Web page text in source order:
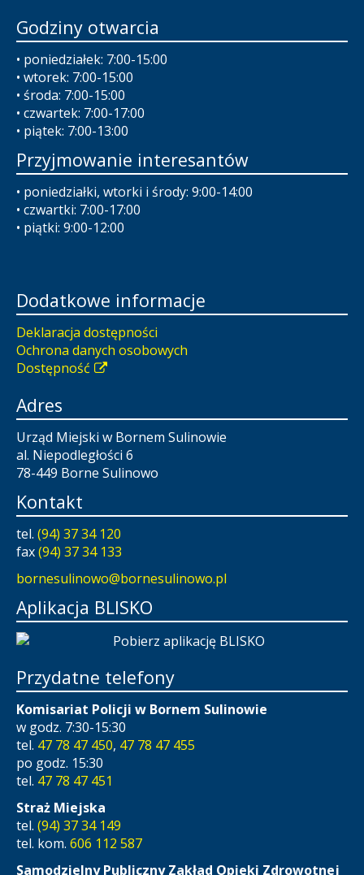
Godziny otwarcia
• poniedziałek: 7:00-15:00
• wtorek: 7:00-15:00
• środa: 7:00-15:00
• czwartek: 7:00-17:00
• piątek: 7:00-13:00
Przyjmowanie interesantów
• poniedziałki, wtorki i środy: 9:00-14:00
• czwartki: 7:00-17:00
• piątki: 9:00-12:00
Dodatkowe informacje
Deklaracja dostępności
Ochrona danych osobowych
Dostępność
Adres
Urząd Miejski w Bornem Sulinowie
al. Niepodległości 6
78-449 Borne Sulinowo
Kontakt
tel. (94) 37 34 120
fax(94) 37 34 133
bornesulinowo@bornesulinowo.pl
Aplikacja BLISKO
Przydatne telefony
Komisariat Policji w Bornem Sulinowie
w godz. 7:30-15:30
tel. 47 78 47 450, 47 78 47 455
po godz. 15:30
tel. 47 78 47 451
Straż Miejska
tel. (94) 37 34 149
tel. kom. 606 112 587
Samodzielny Publiczny Zakład Opieki Zdrowotnej